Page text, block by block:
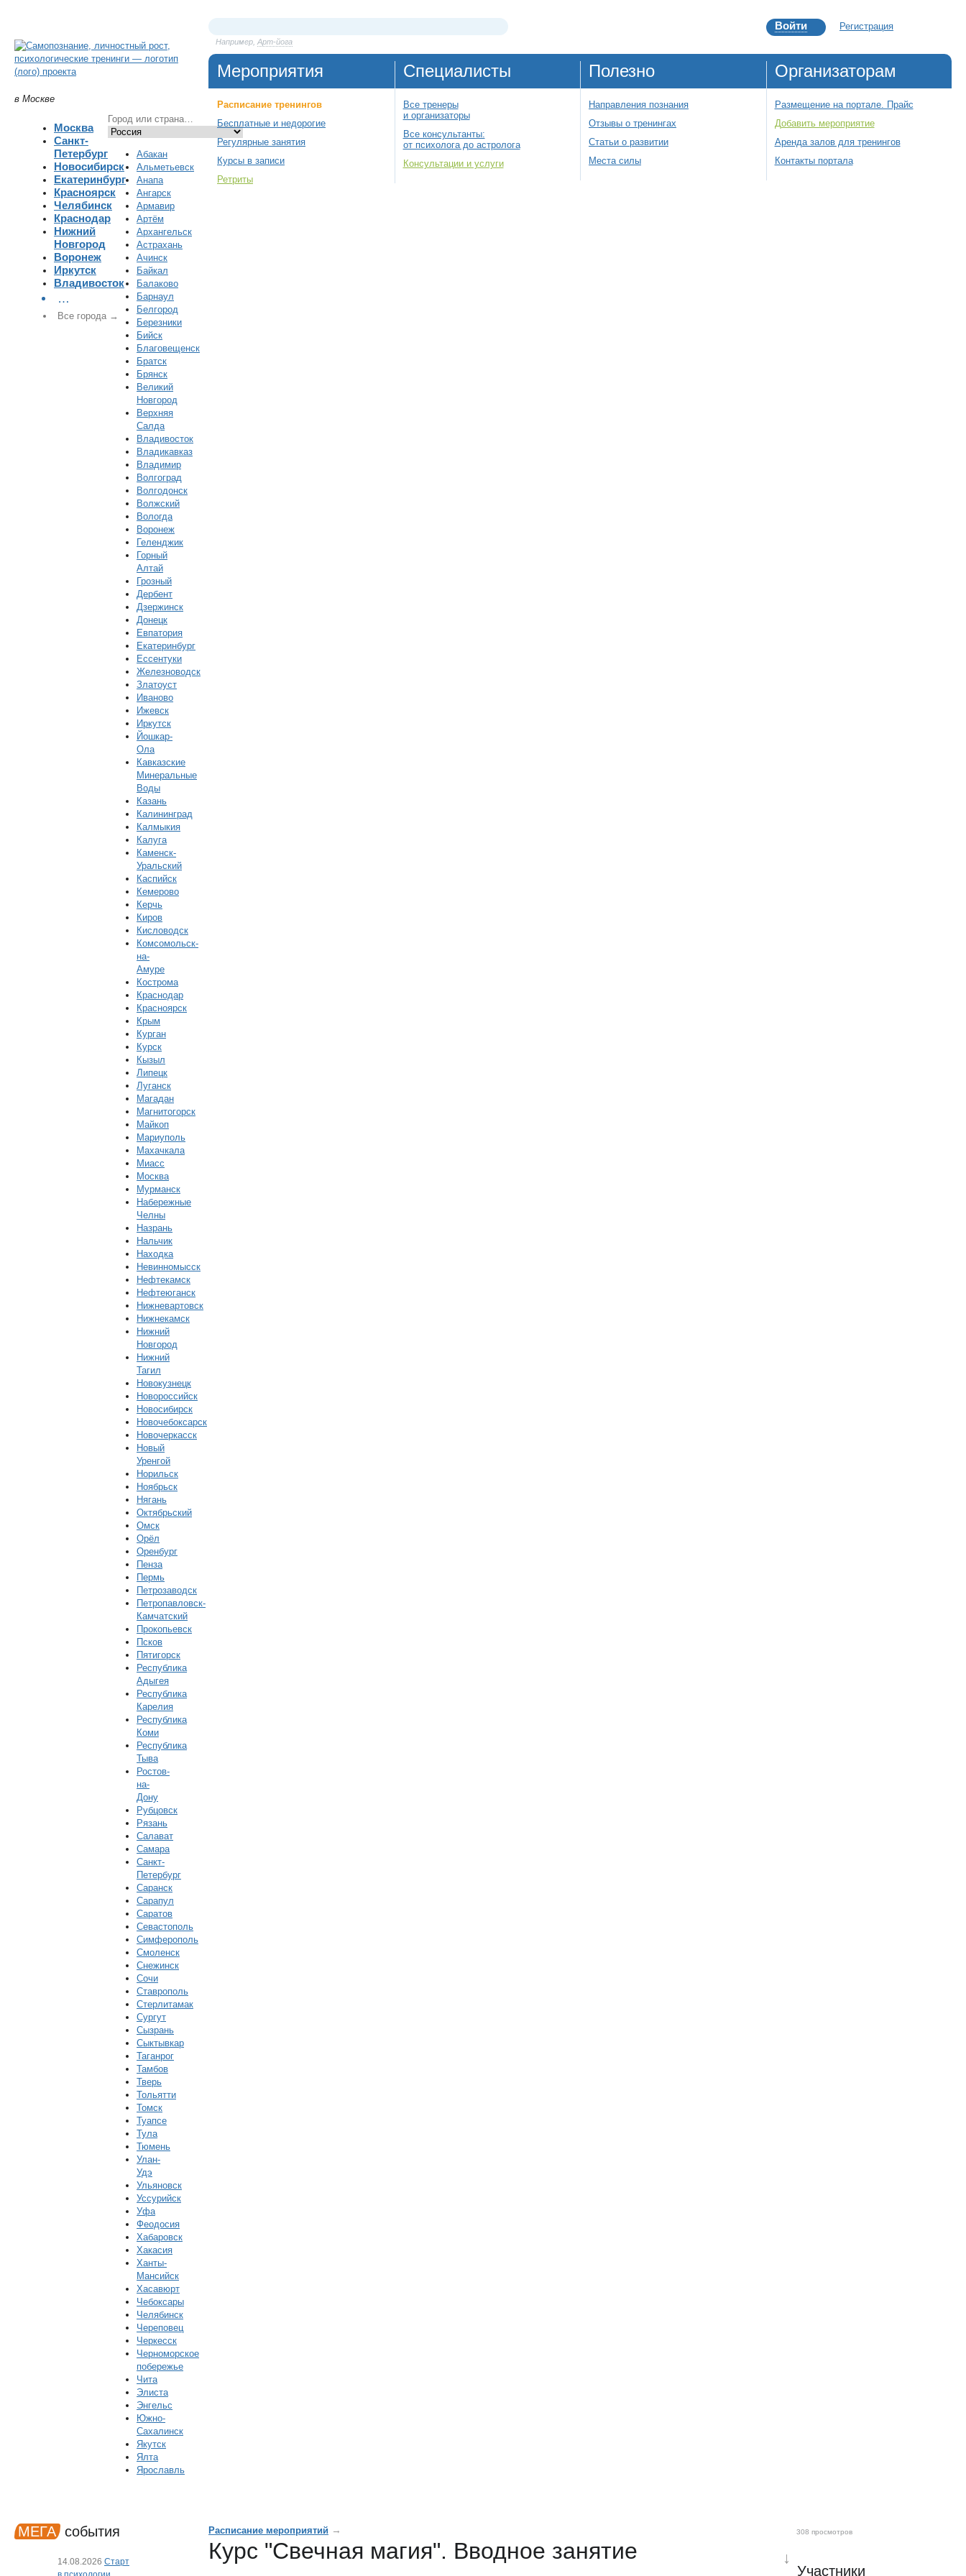
в Москве
Москва
Санкт-
Петербург
Новосибирск
Екатеринбург
Красноярск
Челябинск
Краснодар
Нижний
Новгород
Воронеж
Иркутск
Владивосток
…
Все города →
Абакан
Альметьевск
Анапа
Ангарск
Армавир
Артём
Архангельск
Астрахань
Ачинск
Байкал
Балаково
Барнаул
Белгород
Березники
Бийск
Благовещенск
Братск
Брянск
Великий
Новгород
Верхняя
Салда
Владивосток
Владикавказ
Владимир
Волгоград
Волгодонск
Волжский
Вологда
Воронеж
Геленджик
Горный
Алтай
Грозный
Дербент
Дзержинск
Донецк
Евпатория
Екатеринбург
Ессентуки
Железноводск
Златоуст
Иваново
Ижевск
Иркутск
Йошкар-
Ола
Кавказские
Минеральные
Воды
Казань
Калининград
Калмыкия
Калуга
Каменск-
Уральский
Каспийск
Кемерово
Керчь
Киров
Кисловодск
Комсомольск-
на-
Амуре
Кострома
Краснодар
Красноярск
Крым
Курган
Курск
Кызыл
Липецк
Луганск
Магадан
Магнитогорск
Майкоп
Мариуполь
Махачкала
Миасс
Москва
Мурманск
Набережные
Челны
Назрань
Нальчик
Находка
Невинномысск
Нефтекамск
Нефтеюганск
Нижневартовск
Нижнекамск
Нижний
Новгород
Нижний
Тагил
Новокузнецк
Новороссийск
Новосибирск
Новочебоксарск
Новочеркасск
Новый
Уренгой
Норильск
Ноябрьск
Нягань
Октябрьский
Омск
Орёл
Оренбург
Пенза
Пермь
Петрозаводск
Петропавловск-
Камчатский
Прокопьевск
Псков
Пятигорск
Республика
Адыгея
Республика
Карелия
Республика
Коми
Республика
Тыва
Ростов-
на-
Дону
Рубцовск
Рязань
Салават
Самара
Санкт-
Петербург
Саранск
Сарапул
Саратов
Севастополь
Симферополь
Смоленск
Снежинск
Сочи
Ставрополь
Стерлитамак
Сургут
Сызрань
Сыктывкар
Таганрог
Тамбов
Тверь
Тольятти
Томск
Туапсе
Тула
Тюмень
Улан-
Удэ
Ульяновск
Уссурийск
Уфа
Феодосия
Хабаровск
Хакасия
Ханты-
Мансийск
Хасавюрт
Чебоксары
Челябинск
Череповец
Черкесск
Черноморское
побережье
Чита
Элиста
Энгельс
Южно-
Сахалинск
Якутск
Ялта
Ярославль
Например, Арт-йога
Войти Регистрация
Мероприятия
Расписание тренингов
Бесплатные и недорогие
Регулярные занятия
Курсы в записи
Ретриты
Специалисты
Все тренеры
и организаторы
Все консультанты:
от психолога до астролога
Консультации и услуги
Полезно
Направления познания
Отзывы о тренингах
Статьи о развитии
Места силы
Организаторам
Размещение на портале. Прайс
Добавить мероприятие
Аренда залов для тренингов
Контакты портала
↓
Участники
Расписание мероприятий →
Курс "Свечная магия". Вводное занятие
308 просмотров
МЕГА события
14.08.2026 Старт